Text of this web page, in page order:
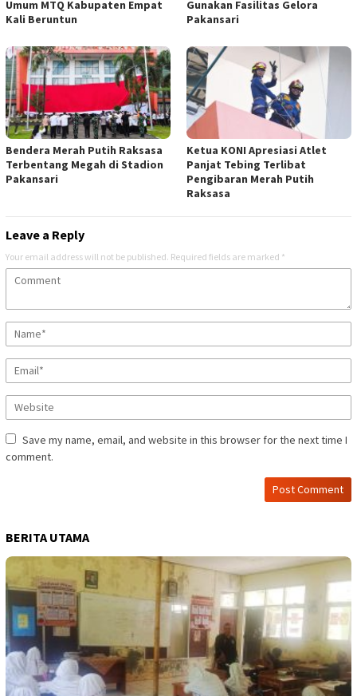
Umum MTQ Kabupaten Empat
Kali Beruntun
Gunakan Fasilitas Gelora
Pakansari
Bendera Merah Putih Raksasa
Terbentang Megah di Stadion
Pakansari
Ketua KONI Apresiasi Atlet
Panjat Tebing Terlibat
Pengibaran Merah Putih
Raksasa
Leave a Reply
Your email address will not be published. Required fields are marked *
Save my name, email, and website in this browser for the next time I
comment.
BERITA UTAMA